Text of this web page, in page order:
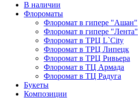
В наличии
Флороматы
Флоромат в гипере "Ашан"
Флоромат в гипере "Лента"
Флоромат в ТРЦ L`City
Флоромат в ТРЦ Липецк
Флоромат в ТРЦ Ривьера
Флоромат в ТЦ Армада
Флоромат в ТЦ Радуга
Букеты
Композиции